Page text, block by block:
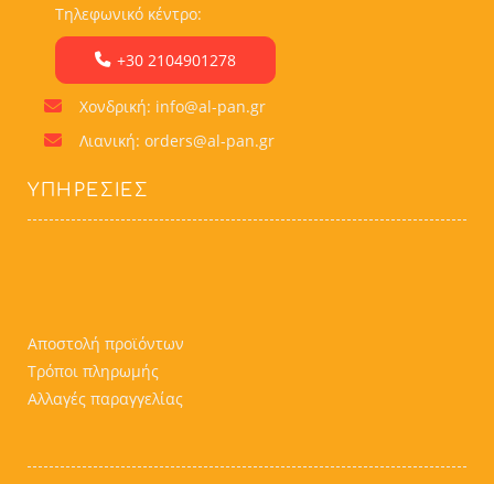
Τηλεφωνικό κέντρο:
+30 2104901278
Χονδρική: info@al-pan.gr
Λιανική: orders@al-pan.gr
ΥΠΗΡΕΣΊΕΣ
Αποστολή προϊόντων
Τρόποι πληρωμής
Αλλαγές παραγγελίας